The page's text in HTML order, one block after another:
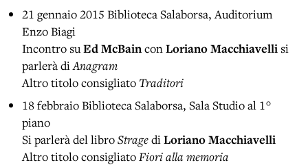
21 gennaio 2015 Biblioteca Salaborsa, Auditorium
Enzo Biagi
Incontro suEd McBainconLoriano Macchiavelli si
parlerà diAnagram
Altro titolo consigliato Traditori
18 febbraio Biblioteca Salaborsa, Sala Studio al 1°
piano
Si parlerà del libroStragediLoriano Macchiavelli
Altro titolo consigliatoFiori alla memoria